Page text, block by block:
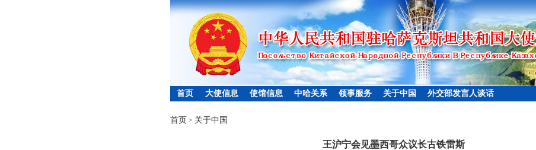
首页 大使信息 使馆信息 中哈关系 领事服务 关于中国 外交部发言人谈话
首页 > 关于中国
王沪宁会见墨西哥众议长古铁雷斯